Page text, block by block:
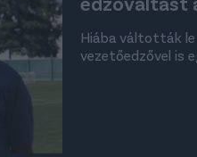
Hiába váltották le
vezetőedzővel is